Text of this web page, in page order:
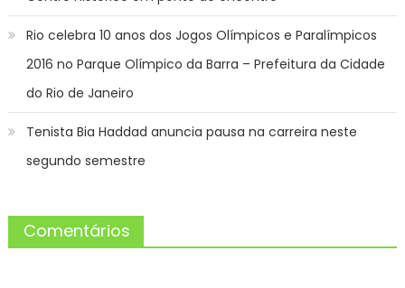
Rio celebra 10 anos dos Jogos Olímpicos e Paralímpicos
2016 no Parque Olímpico da Barra – Prefeitura da Cidade
do Rio de Janeiro
Tenista Bia Haddad anuncia pausa na carreira neste
segundo semestre
Comentários